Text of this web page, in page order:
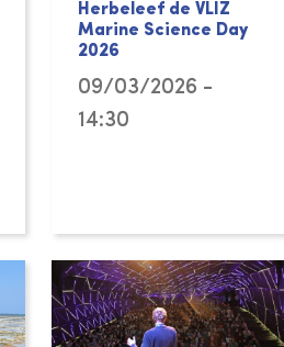
Herbeleef de VLIZ
Marine Science Day
2026
09/03/2026 -
14:30